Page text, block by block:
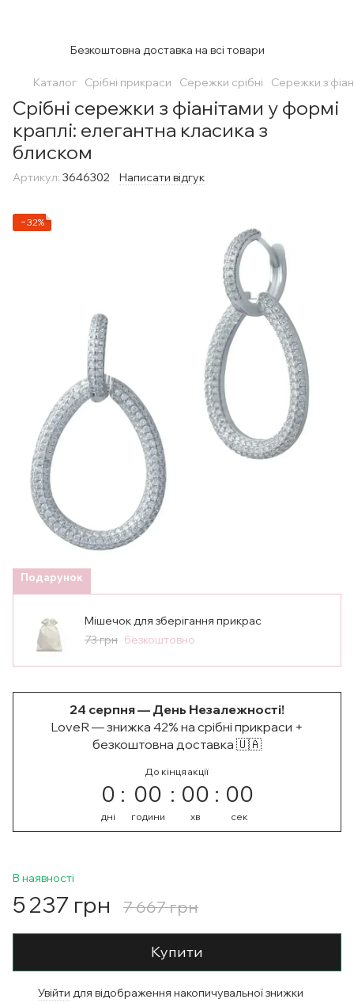
Безкоштовна доставка на всі товари
Каталог Срібні прикраси Сережки срібні Сережки з
Срібні сережки з фіанітами у формі
краплі: елегантна класика з
блиском
Артикул: 3646302 Написати відгук
−32%
Подарунок
Мішечок для зберігання прикрас
73 грн безкоштовно
24 серпня — День Незалежності!
LoveR — знижка 42% на срібні прикраси +
безкоштовна доставка 🇺🇦
До кінця акції
0
дні
00
години
00
хв
00
сек
В наявності
5 237 грн 7 667 грн
Купити
Увійти для відображення накопичувальної знижки